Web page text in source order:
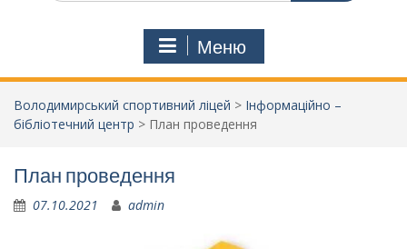
Меню
Володимирський спортивний ліцей > Інформаційно –
бібліотечний центр > План проведення
План проведення
07.10.2021 admin